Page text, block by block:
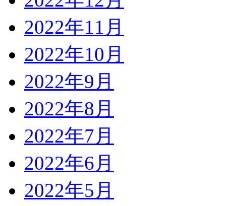
2022年11月
2022年10月
2022年9月
2022年8月
2022年7月
2022年6月
2022年5月